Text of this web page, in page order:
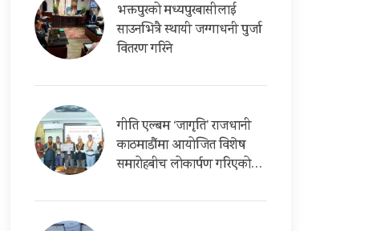
भक्तपुरको मध्यपुरबासीलाई
साउनभित्रै स्थायी जग्गाधनी पुर्जा
वितरण गरिने
गीति एल्बम ‘जागृति’ राजधानी
काठमाडौंमा आयोजित विशेष
समारोहबीच लोकार्पण गरिएको…